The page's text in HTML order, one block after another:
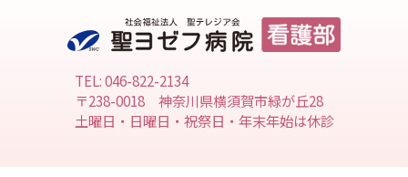
TEL: 046-822-2134
〒238-0018 神奈川県横須賀市緑が丘28
土曜日・日曜日・祝祭日・年末年始は休診